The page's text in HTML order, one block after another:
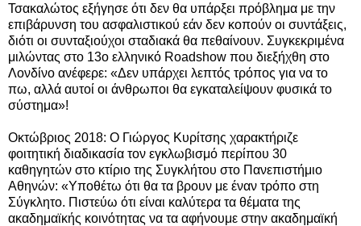
Τσακαλώτος εξήγησε ότι δεν θα υπάρξει πρόβλημα με την
επιβάρυνση του ασφαλιστικού εάν δεν κοπούν οι συντάξεις,
διότι οι συνταξιούχοι σταδιακά θα πεθαίνουν. Συγκεκριμένα
μιλώντας στο 13o ελληνικό Roadshow που διεξήχθη στο
Λονδίνο ανέφερε: «Δεν υπάρχει λεπτός τρόπος για να το
πω, αλλά αυτοί οι άνθρωποι θα εγκαταλείψουν φυσικά το
σύστημα»!
Οκτώβριος 2018: Ο Γιώργος Κυρίτσης χαρακτήριζε
φοιτητική διαδικασία τον εγκλωβισμό περίπου 30
καθηγητών στο κτίριο της Συγκλήτου στο Πανεπιστήμιο
Αθηνών: «Υποθέτω ότι θα τα βρουν με έναν τρόπο στη
Σύγκλητο. Πιστεύω ότι είναι καλύτερα τα θέματα της
ακαδημαϊκής κοινότητας να τα αφήνουμε στην ακαδημαϊκή